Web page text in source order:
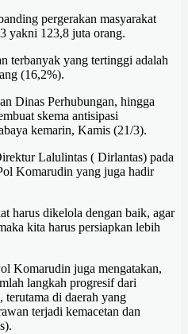
pergerakan masyarakat
yakni 123,8 juta orang.
terbanyak yang tertinggi adalah
(16,2%).
Dinas Perhubungan, hingga
skema antisipasi
kemarin, Kamis (21/3).
Lalulintas ( Dirlantas) pada
Komarudin yang juga hadir
harus dikelola dengan baik, agar
kita harus persiapkan lebih
Komarudin juga mengatakan,
langkah progresif dari
terutama di daerah yang
terjadi kemacetan dan